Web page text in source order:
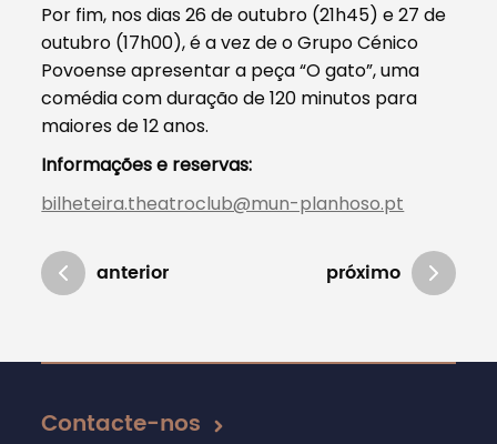
Por fim, nos dias 26 de outubro (21h45) e 27 de
outubro (17h00), é a vez de o Grupo Cénico
Povoense apresentar a peça “O gato”, uma
comédia com duração de 120 minutos para
maiores de 12 anos.
Informações e reservas:
bilheteira.theatroclub@mun-planhoso.pt
anterior próximo
Atualizado em 01/10/2019
Contacte-nos